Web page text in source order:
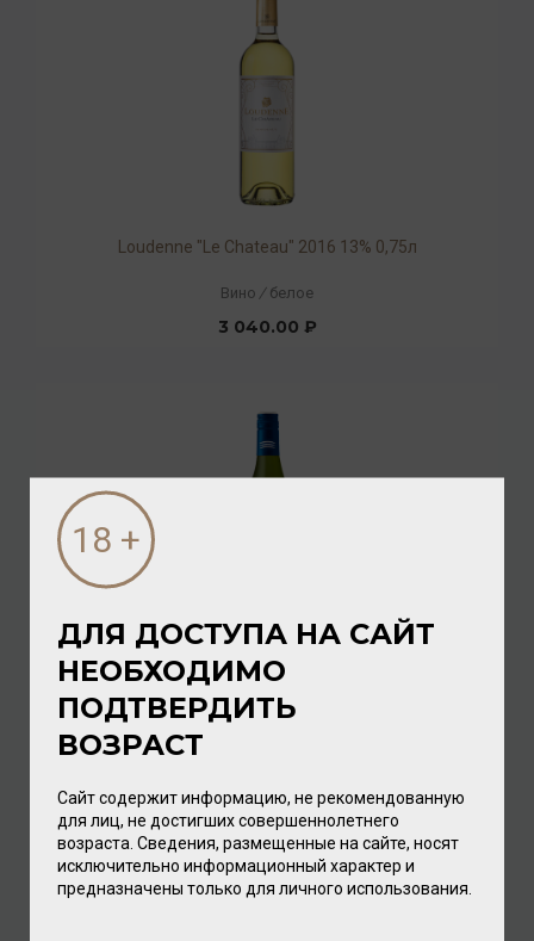
Loudenne "Le Chateau" 2016 13% 0,75л
Вино / белое
3 040.00 ₽
Ken Forrester Old Vine Reserve Chenin Blanc 2018 14%
Вино / белое
ДЛЯ ДОСТУПА НА САЙТ
НЕОБХОДИМО
ПОДТВЕРДИТЬ
ВОЗРАСТ
Сайт содержит информацию, не рекомендованную
для лиц, не достигших совершеннолетнего
возраста. Сведения, размещенные на сайте, носят
исключительно информационный характер и
предназначены только для личного использования.